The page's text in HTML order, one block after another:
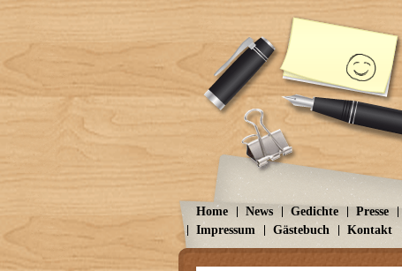
Home News Gedichte Presse
Impressum
Gästebuch Kontakt